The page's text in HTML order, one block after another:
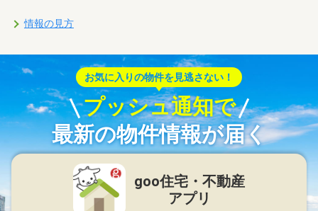
情報の見方
お気に入りの物件を見逃さない！
プッシュ通知で
最新の物件情報が届く
goo住宅・不動産
アプリ